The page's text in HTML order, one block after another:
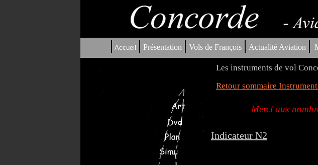
| Accueil | Présentation | Vols de François | Actualité Aviation |
Les instruments de vol
Retour sommaire
Merci aux
Indicateur N2